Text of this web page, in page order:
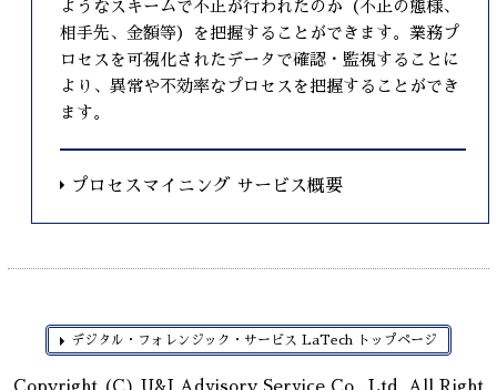
ようなスキームで不正が行われたのか（不正の態様、
相手先、金額等）を把握することができます。業務プ
ロセスを可視化されたデータで確認・監視することに
より、異常や不効率なプロセスを把握することができ
ます。
プロセスマイニング サービス概要
デジタル・フォレンジック・サービス LaTech トップページ
Copyright (C) U&I Advisory Service Co., Ltd. All Right